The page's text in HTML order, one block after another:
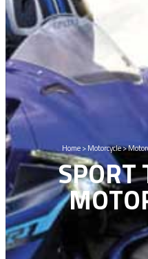
Home>Motorcycle>
SPORT